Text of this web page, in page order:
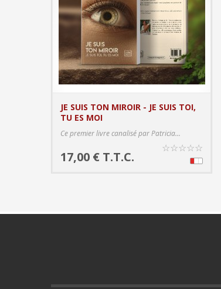
JE SUIS TON MIROIR - JE SUIS TOI,
TU ES MOI
Ce premier livre canalisé par Patricia...
17,00 € T.T.C.
☆☆☆☆☆